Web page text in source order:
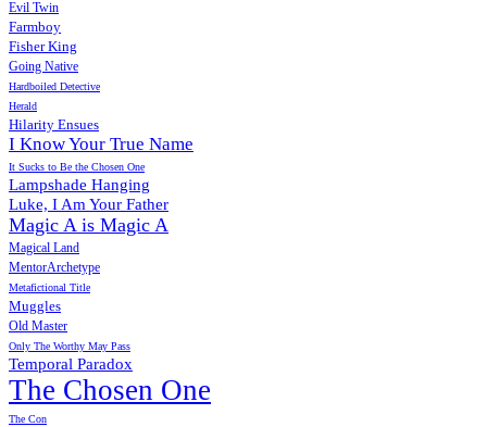
Evil Twin
Farmboy
Fisher King
Going Native
Hardboiled Detective
Herald
Hilarity Ensues
I Know Your True Name
It Sucks to Be the Chosen One
Lampshade Hanging
Luke, I Am Your Father
Magic A is Magic A
Magical Land
MentorArchetype
Metafictional Title
Muggles
Old Master
Only The Worthy May Pass
Temporal Paradox
The Chosen One
The Con